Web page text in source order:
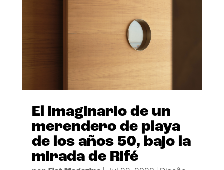
El imaginario de un
merendero de playa
de los años 50, bajo la
mirada de Rifé